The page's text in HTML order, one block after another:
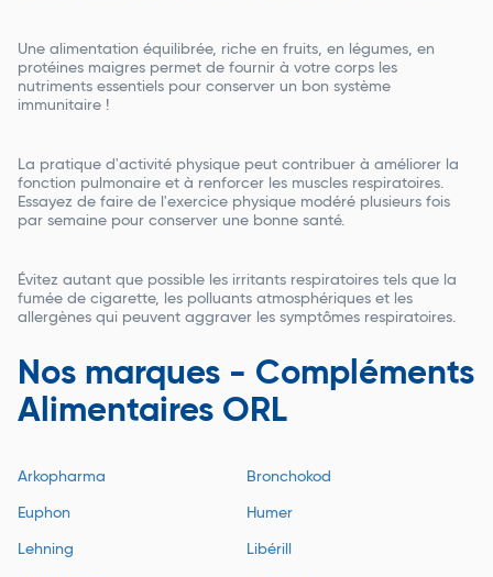
Une alimentation équilibrée, riche en fruits, en légumes, en
protéines maigres permet de fournir à votre corps les
nutriments essentiels pour conserver un bon système
immunitaire !
La pratique d'activité physique peut contribuer à améliorer la
fonction pulmonaire et à renforcer les muscles respiratoires.
Essayez de faire de l'exercice physique modéré plusieurs fois
par semaine pour conserver une bonne santé.
Évitez autant que possible les irritants respiratoires tels que la
fumée de cigarette, les polluants atmosphériques et les
allergènes qui peuvent aggraver les symptômes respiratoires.
Nos marques - Compléments
Alimentaires ORL
Arkopharma Bronchokod
Euphon Humer
Lehning Libérill